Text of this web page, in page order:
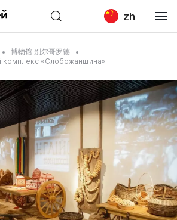
zh
博物馆 别尔哥罗德
комплекс «Слобожанщина»